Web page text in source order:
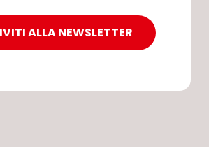
ALLA NEWSLETTER